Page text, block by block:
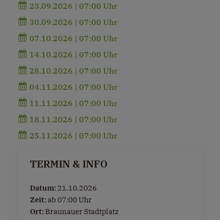
23.09.2026 | 07:00 Uhr
30.09.2026 | 07:00 Uhr
07.10.2026 | 07:00 Uhr
14.10.2026 | 07:00 Uhr
28.10.2026 | 07:00 Uhr
04.11.2026 | 07:00 Uhr
11.11.2026 | 07:00 Uhr
18.11.2026 | 07:00 Uhr
25.11.2026 | 07:00 Uhr
TERMIN & INFO
Datum: 21.10.2026
Zeit: ab 07:00 Uhr
Ort: Braunauer Stadtplatz